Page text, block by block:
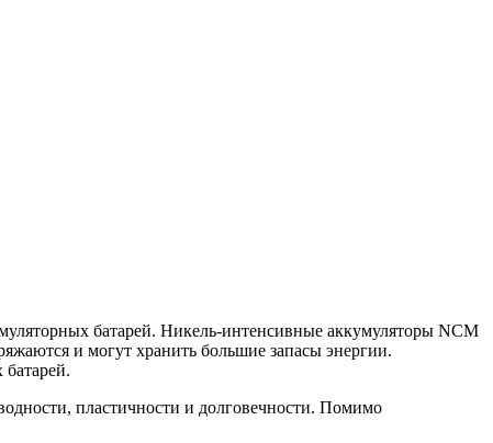
батарей. Никель-интенсивные аккумуляторы NCM
и могут хранить большие запасы энергии.
пластичности и долговечности. Помимо